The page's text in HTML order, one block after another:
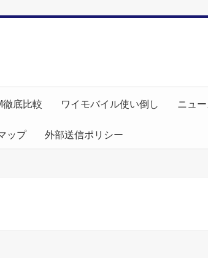
徹底比較 ワイモバイル使い倒し ニュー
ップ 外部送信ポリシー